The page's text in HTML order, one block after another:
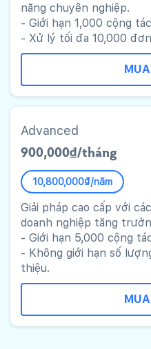
năng chuyên nghiệp.
- Giới hạn 1,000 cộng
- Xử lý tối đa 10,000
Advanced
900,000₫/tháng
10,800,000₫/năm
Giải pháp cao cấp với
doanh nghiệp tăng
- Giới hạn 5,000 cộng
- Không giới hạn số
thiệu.